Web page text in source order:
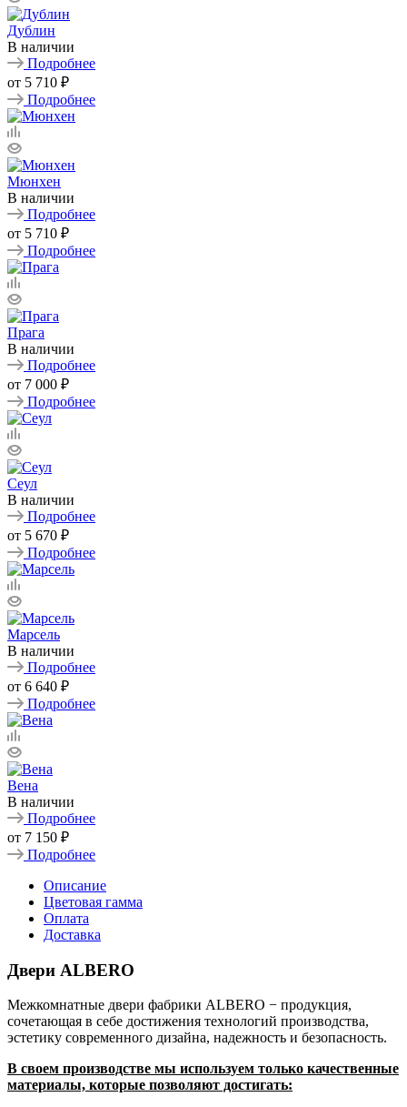
Дублин
В наличии
Подробнее
от 5 710 ₽
Подробнее
Мюнхен
В наличии
Подробнее
от 5 710 ₽
Подробнее
Прага
В наличии
Подробнее
от 7 000 ₽
Подробнее
Сеул
В наличии
Подробнее
от 5 670 ₽
Подробнее
Марсель
В наличии
Подробнее
от 6 640 ₽
Подробнее
Вена
В наличии
Подробнее
от 7 150 ₽
Подробнее
Описание
Цветовая гамма
Оплата
Доставка
Двери ALBERO
Межкомнатные двери фабрики ALBERO − продукция,
сочетающая в себе достижения технологий производства,
эстетику современного дизайна, надежность и безопасность.
В своем производстве мы используем только качественные
материалы, которые позволяют достигать: